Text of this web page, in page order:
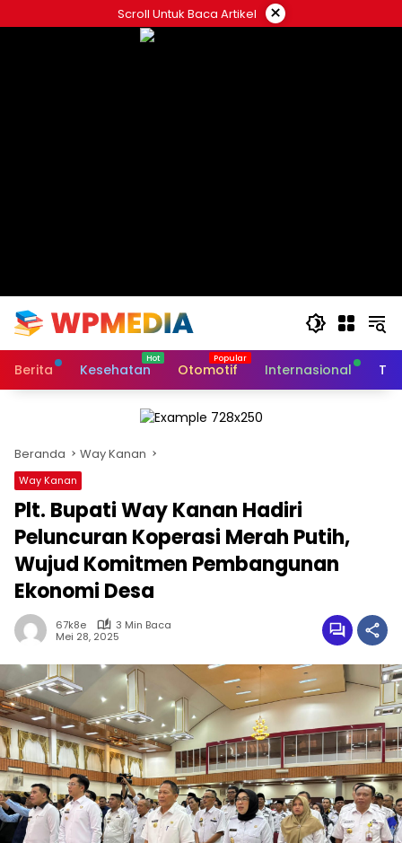
ke
Scroll Untuk Baca Artikel ×
Berita Kesehatan Otomotif Internasional
Beranda Way Kanan
Way Kanan
Plt. Bupati Way Kanan Hadiri
Peluncuran Koperasi Merah Putih,
Wujud Komitmen Pembangunan
Ekonomi Desa
67k8e
3 Min Baca
Mei 28, 2025